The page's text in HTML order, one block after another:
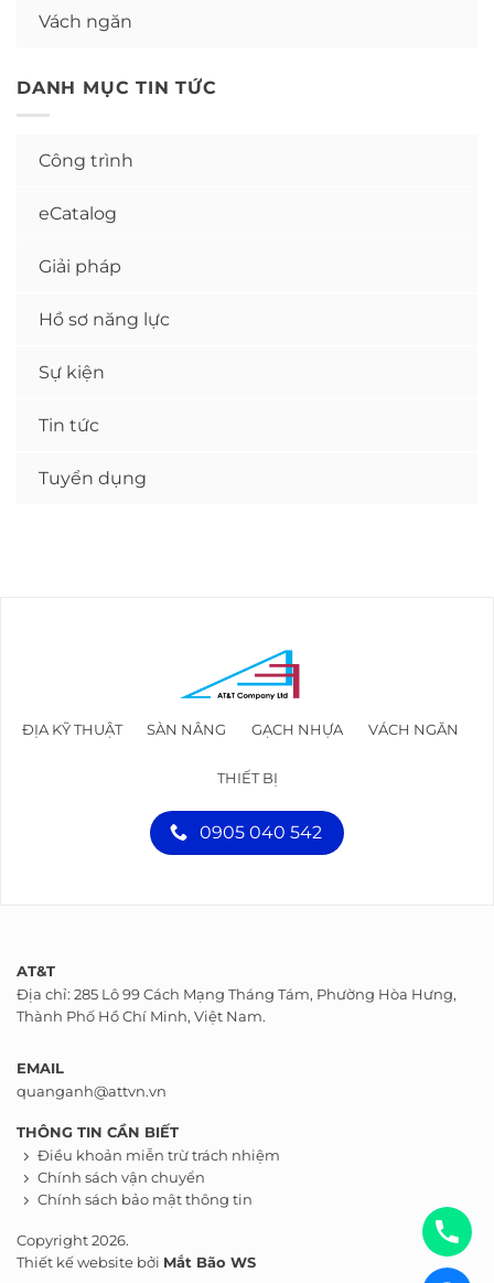
Vách ngăn
DANH MỤC TIN TỨC
Công trình
eCatalog
Giải pháp
Hồ sơ năng lực
Sự kiện
Tin tức
Tuyển dụng
ĐỊA KỸ THUẬT SÀN NÂNG GẠCH NHỰA VÁCH NGĂN
THIẾT BỊ
0905 040 542
AT&T
Địa chỉ: 285 Lô 99 Cách Mạng Tháng Tám, Phường Hòa Hưng,
Thành Phố Hồ Chí Minh, Việt Nam.
EMAIL
quanganh@attvn.vn
THÔNG TIN CẦN BIẾT
Điều khoản miễn trừ trách nhiệm
Chính sách vận chuyển
Chính sách bảo mật thông tin
Copyright 2026.
Thiết kế website bởi Mắt Bão WS